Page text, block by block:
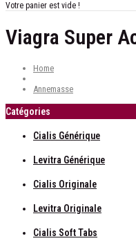
Votre panier est vide !
Viagra Super
Home
Annemasse
Catégories
Cialis Générique
Levitra Générique
Cialis Originale
Levitra Originale
Cialis Soft Tabs